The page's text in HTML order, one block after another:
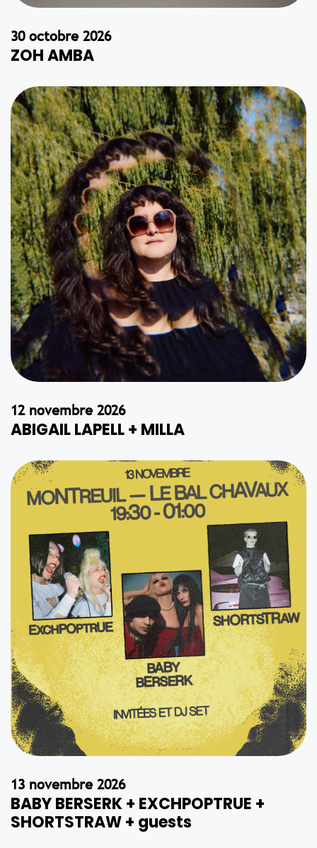
30 octobre 2026
ZOH AMBA
12 novembre 2026
ABIGAIL LAPELL + MILLA
13 novembre 2026
BABY BERSERK + EXCHPOPTRUE +
SHORTSTRAW + guests